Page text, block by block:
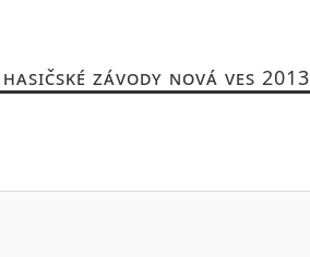
HASIČSKÉ ZÁVODY NOVÁ VES 2013